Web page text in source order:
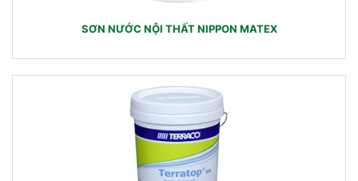
SƠN NƯỚC NỘI THẤT NIPPON MATEX